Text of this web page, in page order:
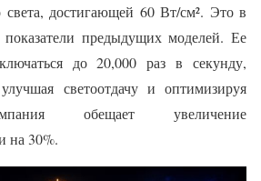
света, достигающей 60 Вт/см². Это в
предыдущих моделей. Ее
до 20,000 раз в секунду,
светоотдачу и оптимизируя
обещает увеличение
на 30%.